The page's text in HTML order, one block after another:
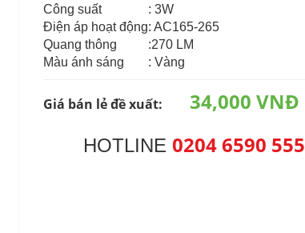
Công suất
: 3W
Điện áp hoạt động: AC165-265
Quang thông
:270 LM
Màu ánh sáng
: Vàng
Giá bán lẻ đề xuất: 34,000 VNĐ
HOTLINE0204 6590 555